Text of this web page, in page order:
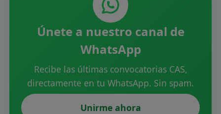
Únete a nuestro canal de
WhatsApp
Recibe las últimas convocatorias CAS,
directamente en tu WhatsApp. Sin spam.
Unirme ahora